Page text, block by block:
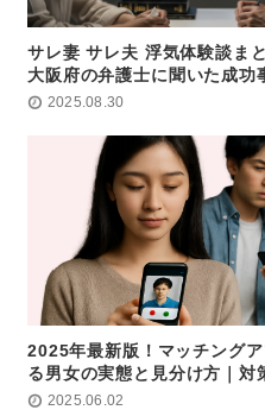
サレ妻 サレ夫 浮気体験談ま
大阪府の弁護士に聞いた成功
2025.08.30
2025年最新版！マッチング
る男女の実態と見分け方｜対
2025.06.02